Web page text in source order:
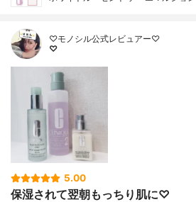
♡モノシル公式レビュアー♡
♡
5.00
保湿されて翌朝もっちり肌に♡